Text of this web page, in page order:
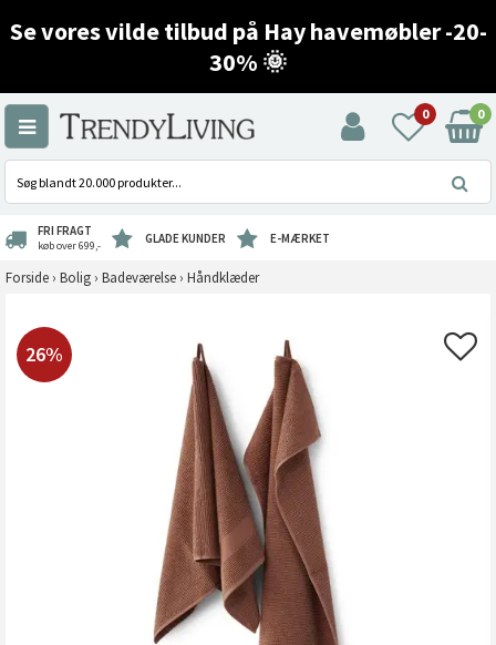
Se vores vilde tilbud på Hay havemøbler -20-
30% 🌞
0 0
FRI FRAGT
køb over 699,- GLADE KUNDER E-MÆRKET
Forside › Bolig › Badeværelse › Håndklæder
26%